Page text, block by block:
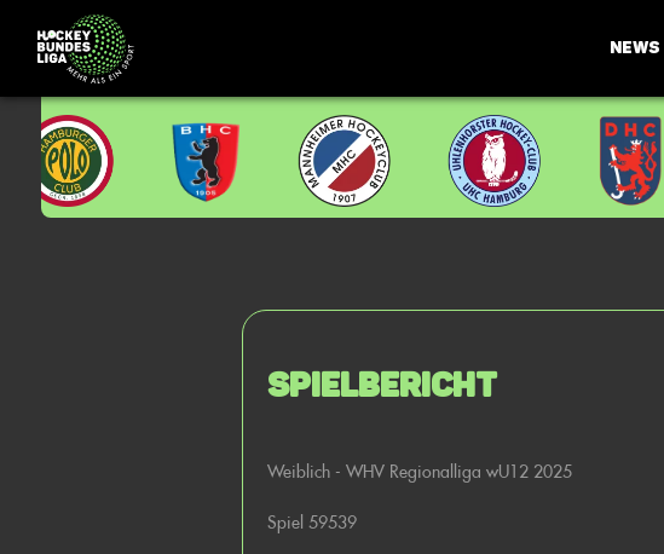
NEWS
Spielbericht
Weiblich - WHV Regionalliga wU12 2025
Spiel 59539